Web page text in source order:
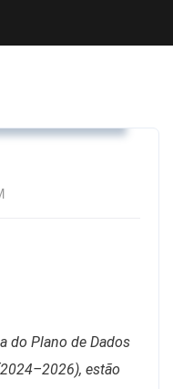
do Plano de Dados
estão